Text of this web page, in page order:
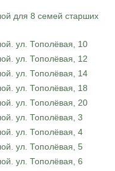
для 8 семей старших
ул. Тополёвая, 10
ул. Тополёвая, 12
ул. Тополёвая, 14
ул. Тополёвая, 18
ул. Тополёвая, 20
ул. Тополёвая, 3
ул. Тополёвая, 4
ул. Тополёвая, 5
ул. Тополёвая, 6